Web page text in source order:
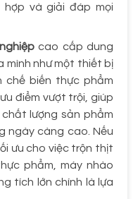
hợp và giải đáp mọi
cao cấp dung
mình như một thiết bị
chế biến thực phẩm
điểm vượt trội, giúp
lượng sản phẩm
ngày càng cao. Nếu
ưu cho việc trộn thịt
phẩm, máy nhào
tích lớn chính là lựa